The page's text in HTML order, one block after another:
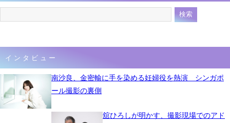
インタビュー
南沙良、金密輸に手を染める妊婦役を熱演 シンガポ
ール撮影の裏側
舘ひろしが明かす、撮影現場でのアド